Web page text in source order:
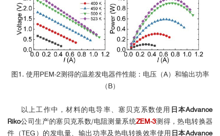
图1. 使用PEM-2测得的温差发电器件性能：电压（A）和输出功率
（B）
以上工作中，材料的电导率、塞贝克系数使用 日本Advance
Riko公司生产的塞贝克系数/电阻测量系统ZEM-3测得，热电转换器
件（TEG）的发电量、输出功率及热电转换效率使用 日本Advance